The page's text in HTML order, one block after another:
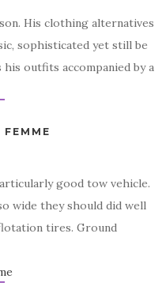
His clothing alternatives
sophisticated yet still be
his outfits accompanied by a
FEMME
good tow vehicle.
wide they should did well
tires. Ground